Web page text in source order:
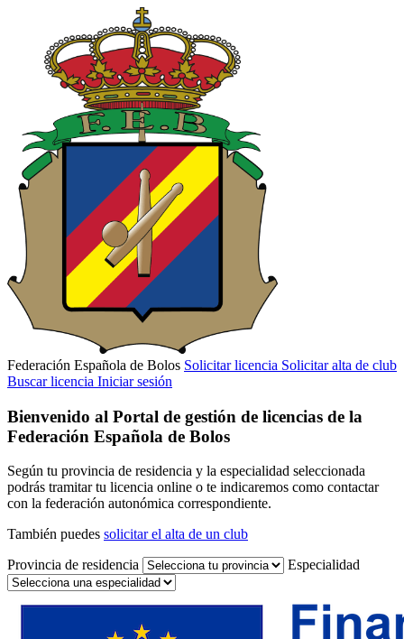
Federación Española de Bolos Solicitar licencia Solicitar alta de club
Buscar licencia Iniciar sesión
Bienvenido al Portal de gestión de licencias de la
Federación Española de Bolos
Según tu provincia de residencia y la especialidad seleccionada
podrás tramitar tu licencia online o te indicaremos como contactar
con la federación autonómica correspondiente.
También puedes solicitar el alta de un club
Provincia de residencia
Especialidad